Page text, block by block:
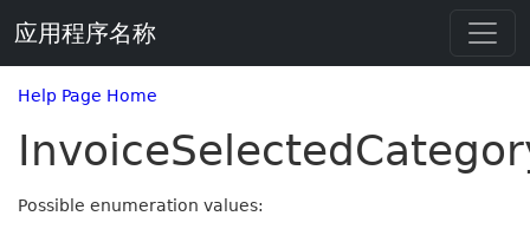
应用程序名称
Help Page Home
Possible enumeration values: